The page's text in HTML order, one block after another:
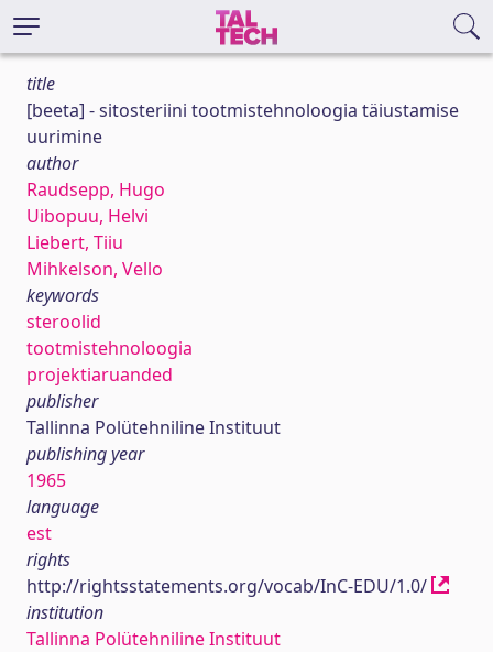
title
[beeta] - sitosteriini tootmistehnoloogia täiustamise
uurimine
author
Raudsepp, Hugo
Uibopuu, Helvi
Liebert, Tiiu
Mihkelson, Vello
keywords
steroolid
tootmistehnoloogia
projektiaruanded
publisher
Tallinna Polütehniline Instituut
publishing year
1965
language
est
rights
http://rightsstatements.org/vocab/InC-EDU/1.0/
institution
Tallinna Polütehniline Instituut